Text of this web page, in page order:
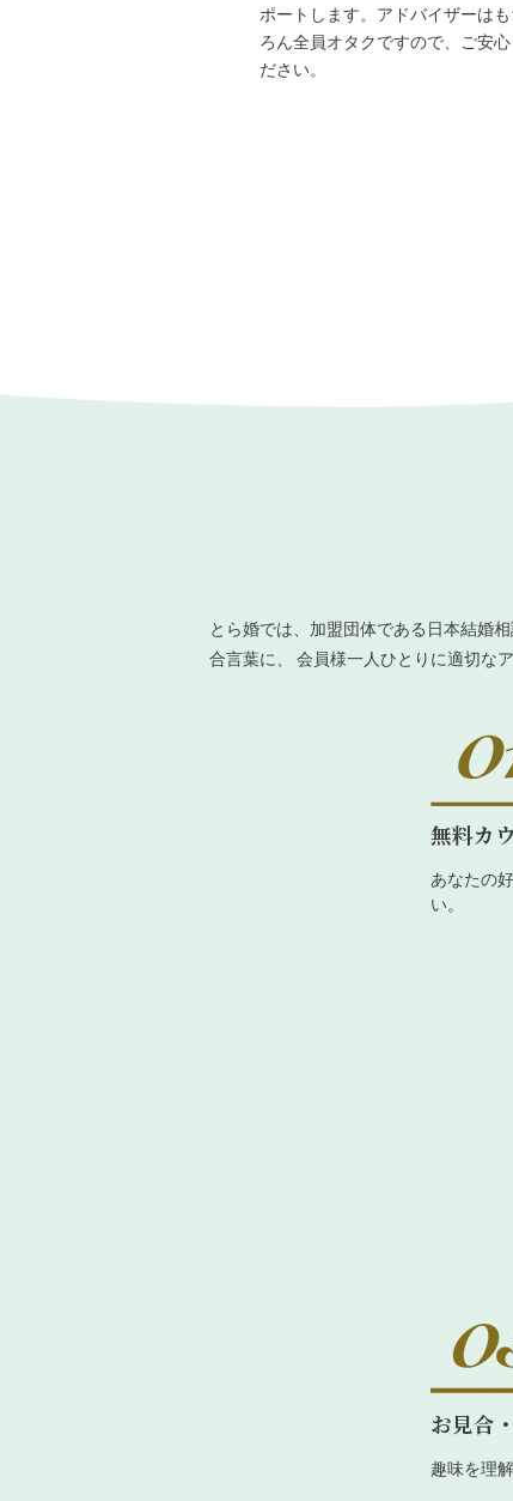
ポートします。アドバイザーはも
ろん全員オタクですので、ご安心
ださい。
とら婚では、加盟団体である日本結婚
合言葉に、 会員様一人ひとりに適切な
無料カ
あなたの
い。
お見合
趣味を理